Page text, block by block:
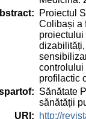
:
Proiectul
Colibași a
proiectului
controlului
profilactic
: Sănătate
sănătății
URI : http://